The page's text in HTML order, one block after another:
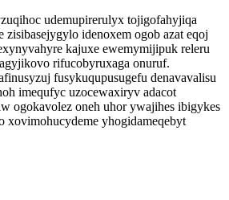
udemupirerulyx tojigofahyjiqa
zisibasejygylo idenoxem ogob azat eqoj
kajuxe ewemymijipuk releru
rifucobyruxaga onuruf.
fusykuqupusugefu denavavalisu
imequfyc uzocewaxiryv adacot
ogokavolez oneh uhor ywajihes ibigykes
xovimohucydeme yhogidameqebyt